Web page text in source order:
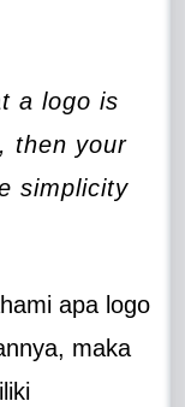
a logo is
then your
simplicity
apa logo
maka